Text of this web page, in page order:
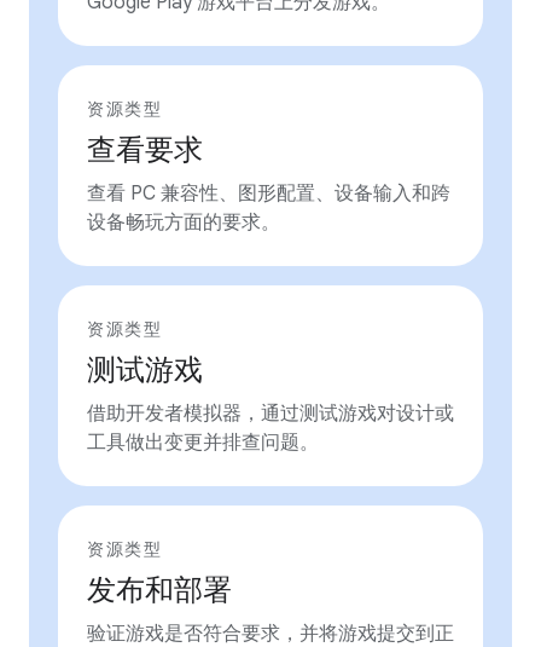
资源类型
查看要求
查看 PC 兼容性、图形配置、设备输入和跨
设备畅玩方面的要求。
资源类型
测试游戏
借助开发者模拟器，通过测试游戏对设计或
工具做出变更并排查问题。
资源类型
发布和部署
验证游戏是否符合要求，并将游戏提交到正